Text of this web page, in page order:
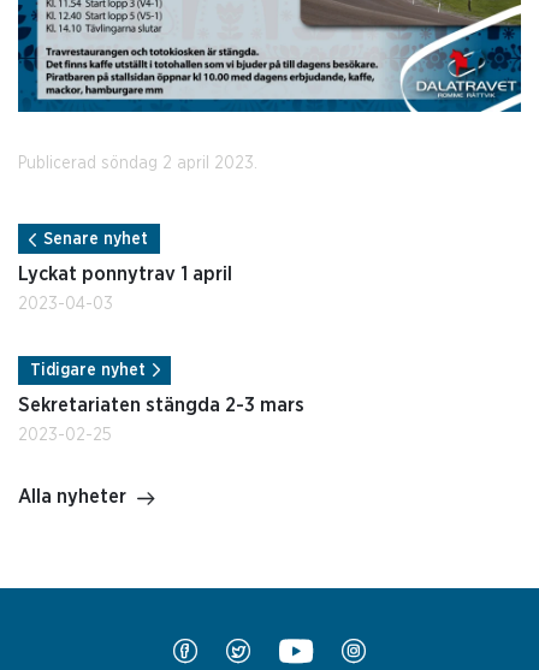
Publicerad söndag 2 april 2023.
Senare nyhet
Lyckat ponnytrav 1 april
2023-04-03
Tidigare nyhet
Sekretariaten stängda 2-3 mars
2023-02-25
Alla nyheter